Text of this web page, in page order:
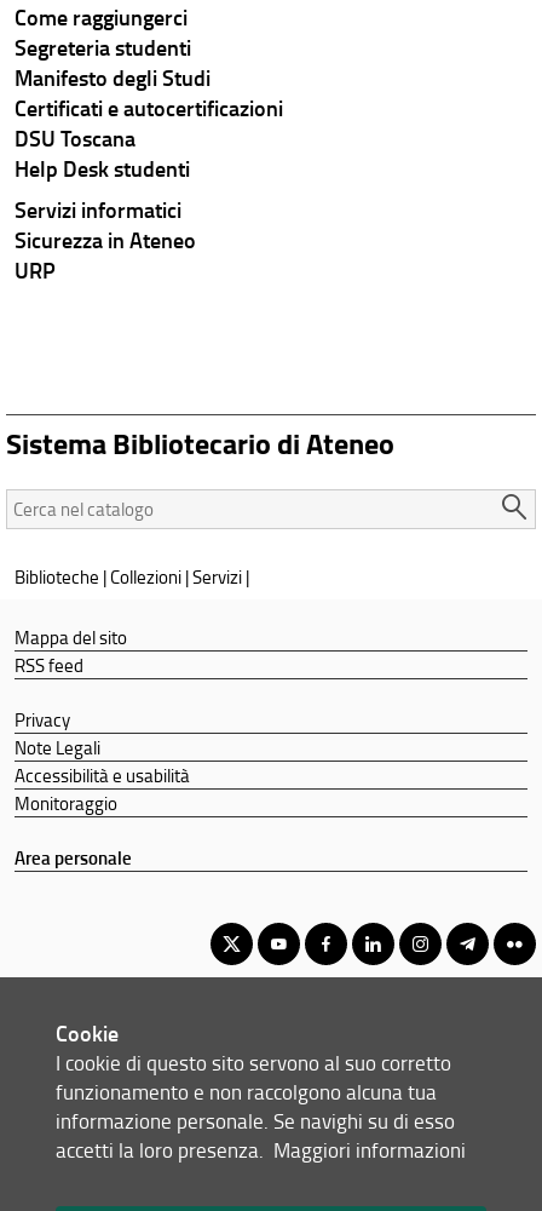
Come raggiungerci
Segreteria studenti
Manifesto degli Studi
Certificati e autocertificazioni
DSU Toscana
Help Desk studenti
Servizi informatici
Sicurezza in Ateneo
URP
Sistema Bibliotecario di Ateneo
Cerca
nel
Biblioteche |Collezioni|Servizi|
Mappa del sito
RSS feed
Privacy
Note Legali
Accessibilità e usabilità
Monitoraggio
Area personale
Trasformazioni avanzate per il settore Legno Arredo Edilizia
© Copyright 2012-2026 Università degli Studi di Firenze UNIFI
P.IVA/Cod.Fis 01279680480
Piazzale delle Cascine, 18 - 50144 Firenze (FI)
Cookie
I cookie di questo sito servono al suo corretto
funzionamento e non raccolgono alcuna tua
informazione personale. Se navighi su di esso
accetti la loro presenza. Maggiori informazioni